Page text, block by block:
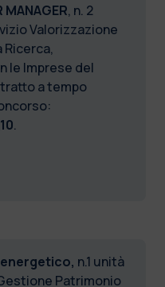
MANAGER, n. 2
Valorizzazione
Ricerca,
le Imprese del
a tempo
.
n.1 unità
Patrimonio